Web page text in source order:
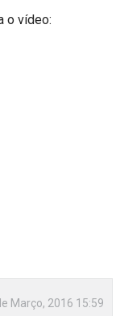
o vídeo:
Março, 2016 15:59